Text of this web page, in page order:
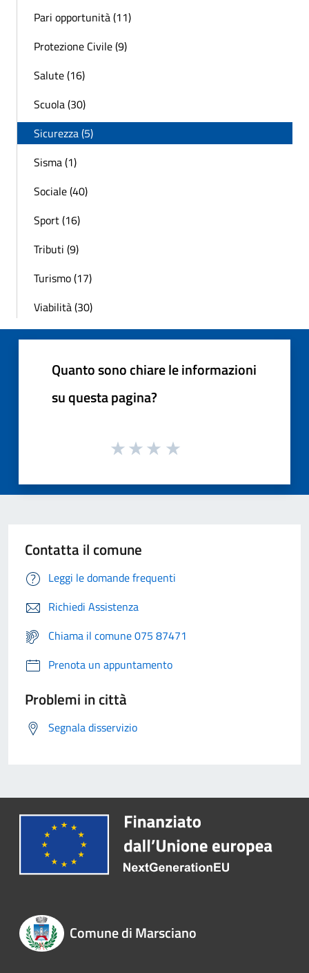
Pari opportunità (11)
Protezione Civile (9)
Salute (16)
Scuola (30)
Sicurezza (5)
Sisma (1)
Sociale (40)
Sport (16)
Tributi (9)
Turismo (17)
Viabilità (30)
Quanto sono chiare le informazioni
su questa pagina?
Contatta il comune
Leggi le domande frequenti
Richiedi Assistenza
Chiama il comune 075 87471
Prenota un appuntamento
Problemi in città
Segnala disservizio
Comune di Marsciano